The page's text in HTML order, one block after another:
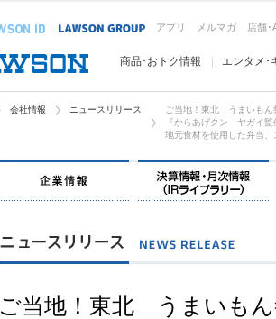
アプリ メルマガ 店舗･
商品･おトク情報 エンタメ･
会社情報 ニュースリリース
ご当地！東北 うまいもん
『からあげクン ヤガイ
地元食材を使用した弁当
企業情報
ご当地！東北 うまいも